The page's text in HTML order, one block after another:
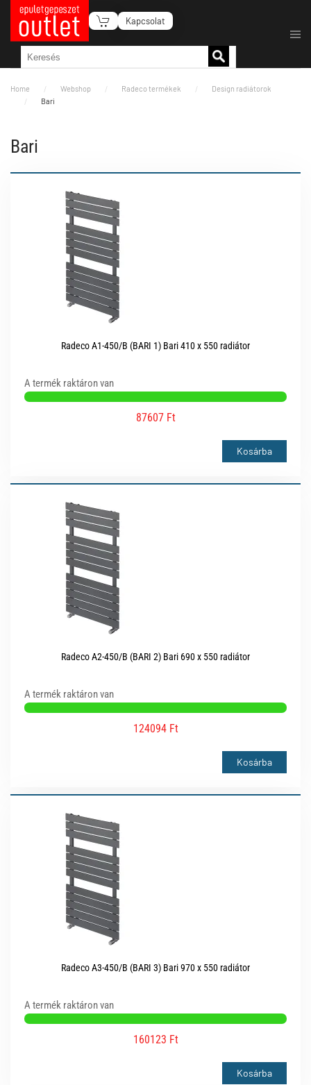
Fő tartalom átugrása
Kapcsolat
Home Webshop Radeco termékek
Design radiátorok
Bari
Bari
Radeco A1-450/B (BARI 1) Bari 410 x 550 radiátor
A termék raktáron van
87607 Ft
Kosárba
Radeco A2-450/B (BARI 2) Bari 690 x 550 radiátor
A termék raktáron van
124094 Ft
Kosárba
Radeco A3-450/B (BARI 3) Bari 970 x 550 radiátor
A termék raktáron van
160123 Ft
Kosárba